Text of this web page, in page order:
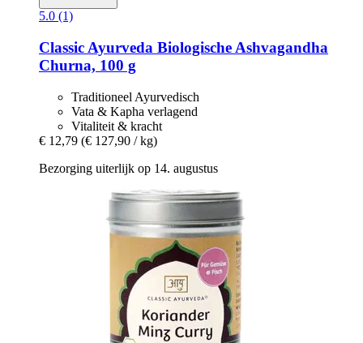
5.0 (1)
Classic Ayurveda Biologische Ashvagandha
Churna, 100 g
Traditioneel Ayurvedisch
Vata & Kapha verlagend
Vitaliteit & kracht
€ 12,79 (€ 127,90 / kg)
Bezorging uiterlijk op 14. augustus